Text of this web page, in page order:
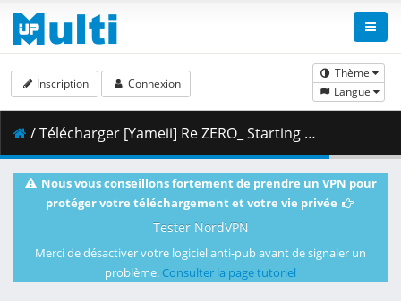
Thème
Langue
Inscription Connexion
/ Télécharger [Yameii] Re ZERO_ Starting Life in Another World - S03E01 [English Dub] [CR WEB-DL 720p] [63878545].mkv.005 ( 443.93 MB )
Nous vous conseillons fortement de prendre un VPN pour
protéger votre téléchargement et votre vie privée
Tester NordVPN
Merci de désactiver votre logiciel anti-pub avant de signaler un
problème. Consulter la page tutoriel